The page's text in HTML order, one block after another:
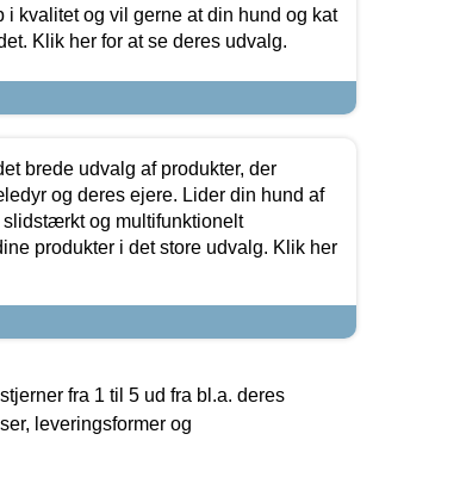
i kvalitet og vil gerne at din hund og kat
Klik her for at se deres udvalg.
brede udvalg af produkter, der
og deres ejere. Lider din hund af
og multifunktionelt
produkter i det store udvalg. Klik her
fra 1 til 5 ud fra bl.a. deres
leveringsformer og